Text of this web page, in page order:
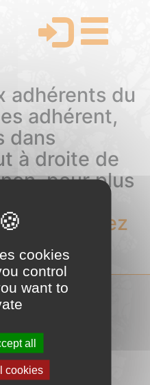
adhérents du
adhérent,
dans
à droite de
pour plus
les
cliquez
75008 PARIS
cookies
control
want to
all
cookies